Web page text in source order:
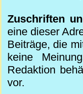
Zuschriften
eine dieser
Beiträge, die
keine
Redaktion
vor.